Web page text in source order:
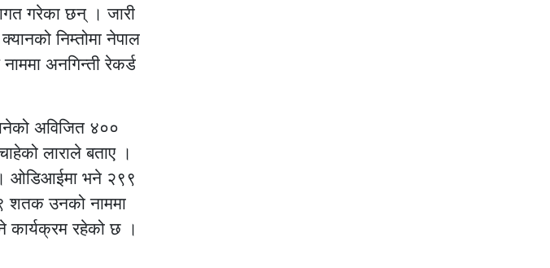
गरेका छन् । जारी
निम्तोमा नेपाल
अनगिन्ती रेकर्ड
अविजित ४००
लाराले बताए ।
ओडिआईमा भने २९९
शतक उनको नाममा
कार्यक्रम रहेको छ ।